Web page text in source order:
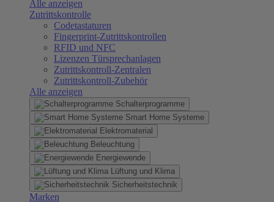
Alle anzeigen
Zutrittskontrolle
Codetastaturen
Fingerprint-Zutrittskontrollen
RFID und NFC
Lizenzen Türsprechanlagen
Zutrittskontroll-Zentralen
Zutrittskontroll-Zubehör
Alle anzeigen
Schalterprogramme
Smart Home Systeme
Elektromaterial
Beleuchtung
Energiewende
Lüftung und Klima
Sicherheitstechnik
Marken